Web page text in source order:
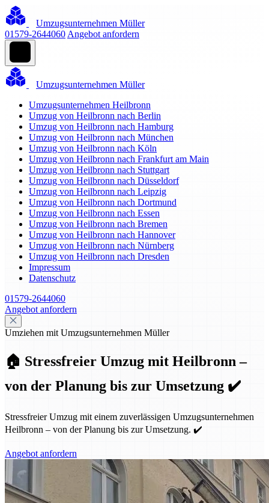
Umzugsunternehmen Müller
01579-2644060 Angebot anfordern
Umzugsunternehmen Müller
Umzugsunternehmen Heilbronn
Umzug von Heilbronn nach Berlin
Umzug von Heilbronn nach Hamburg
Umzug von Heilbronn nach München
Umzug von Heilbronn nach Köln
Umzug von Heilbronn nach Frankfurt am Main
Umzug von Heilbronn nach Stuttgart
Umzug von Heilbronn nach Düsseldorf
Umzug von Heilbronn nach Leipzig
Umzug von Heilbronn nach Dortmund
Umzug von Heilbronn nach Essen
Umzug von Heilbronn nach Bremen
Umzug von Heilbronn nach Hannover
Umzug von Heilbronn nach Nürnberg
Umzug von Heilbronn nach Dresden
Impressum
Datenschutz
01579-2644060
Angebot anfordern
Umziehen mit Umzugsunternehmen Müller
🏠 Stressfreier Umzug mit Heilbronn –
von der Planung bis zur Umsetzung ✔️
Stressfreier Umzug mit einem zuverlässigen Umzugsunternehmen
Heilbronn – von der Planung bis zur Umsetzung. ✔️
Angebot anfordern